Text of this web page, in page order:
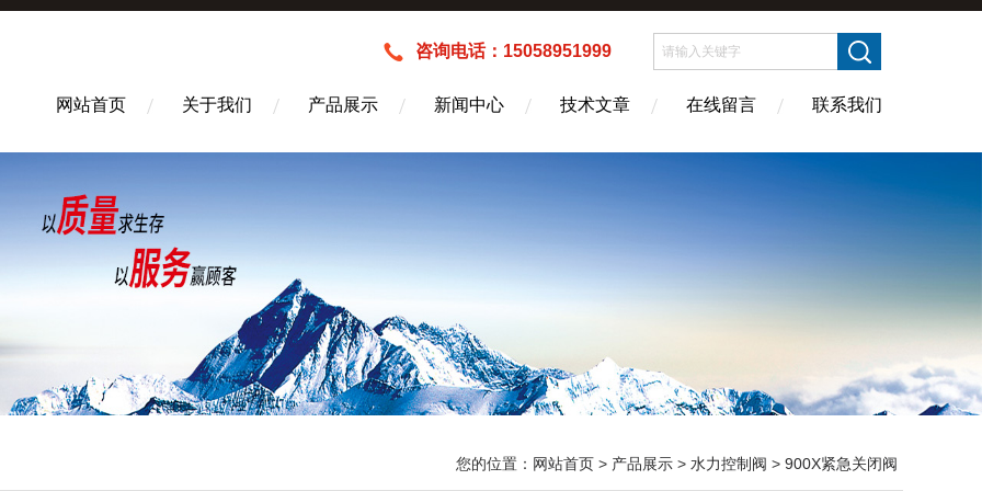
咨询电话：15058951999
网站首页 关于我们 产品展示 新闻中心 技术文章 在线留言 联系我们
您的位置： 网站首页 > 产品展示 > 水力控制阀 > 900X紧急关闭阀